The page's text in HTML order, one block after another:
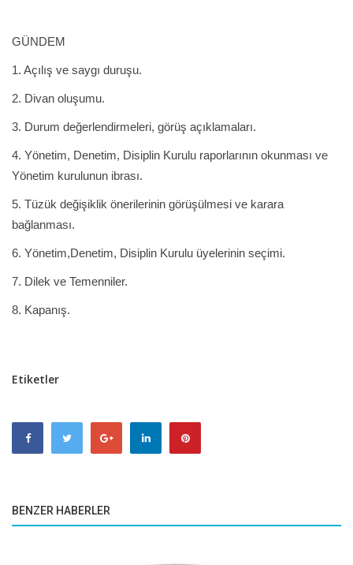
GÜNDEM
1. Açılış ve saygı duruşu.
2. Divan oluşumu.
3. Durum değerlendirmeleri, görüş açıklamaları.
4. Yönetim, Denetim, Disiplin Kurulu raporlarının okunması ve
Yönetim kurulunun ibrası.
5. Tüzük değişiklik önerilerinin görüşülmesi ve karara
bağlanması.
6. Yönetim,Denetim, Disiplin Kurulu üyelerinin seçimi.
7. Dilek ve Temenniler.
8. Kapanış.
Etiketler
BENZER HABERLER